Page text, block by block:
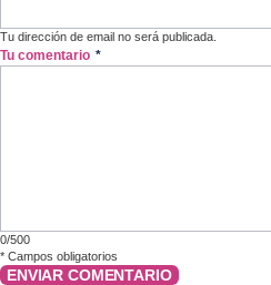
Tu dirección de email no será publicada.
Tu comentario *
0/500
* Campos obligatorios
ENVIAR COMENTARIO